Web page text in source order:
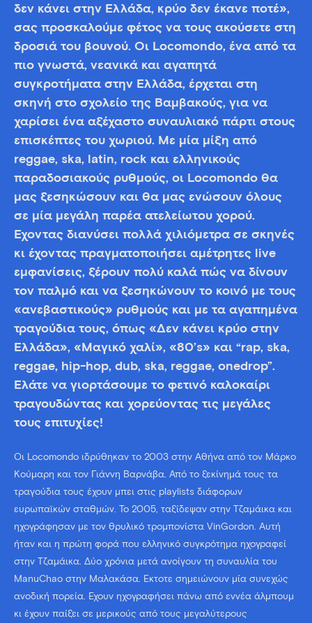
δεν κάνει στην Ελλάδα, κρύο δεν έκανε ποτέ»,
σας προσκαλούμε φέτος να τους ακούσετε στη
δροσιά του βουνού. Oι Locomondo, ένα από τα
πιο γνωστά, νεανικά και αγαπητά
συγκροτήματα στην Ελλάδα, έρχεται στη
σκηνή στο σχολείο της Βαμβακούς, για να
χαρίσει ένα αξέχαστο συναυλιακό πάρτι στους
επισκέπτες του χωριού. Με μία μίξη από
reggae, ska, latin, rock και ελληνικούς
παραδοσιακούς ρυθμούς, οι Locomondo θα
μας ξεσηκώσουν και θα μας ενώσουν όλους
σε μία μεγάλη παρέα ατελείωτου χορού.
Έχοντας διανύσει πολλά χιλιόμετρα σε σκηνές
κι έχοντας πραγματοποιήσει αμέτρητες live
εμφανίσεις, ξέρουν πολύ καλά πώς να δίνουν
τον παλμό και να ξεσηκώνουν το κοινό με τους
«ανεβαστικούς» ρυθμούς και με τα αγαπημένα
τραγούδια τους, όπως «Δεν κάνει κρύο στην
Ελλάδα», «Μαγικό χαλί», «80’s» και “rap, ska,
reggae, hip-hop, dub, ska, reggae, onedrop”.
Ελάτε να γιορτάσουμε το φετινό καλοκαίρι
τραγουδώντας και χορεύοντας τις μεγάλες
τους επιτυχίες!
Οι Locomondo ιδρύθηκαν το 2003 στην Αθήνα από τον Μάρκο
Κούμαρη και τον Γιάννη Βαρνάβα. Από το ξεκίνημά τους τα
τραγούδια τους έχουν μπει στις playlists διάφορων
ευρωπαϊκών σταθμών. Το 2005, ταξίδεψαν στην Τζαμάικα και
ηχογράφησαν με τον θρυλικό τρομπονίστα VinGordon. Αυτή
ήταν και η πρώτη φορά που ελληνικό συγκρότημα ηχογραφεί
στην Τζαμάικα. Δύο χρόνια μετά ανοίγουν τη συναυλία του
ManuChao στην Μαλακάσα. Έκτοτε σημειώνουν μία συνεχώς
ανοδική πορεία. Έχουν ηχογραφήσει πάνω από εννέα άλμπουμ
κι έχουν παίξει σε μερικούς από τους μεγαλύτερους